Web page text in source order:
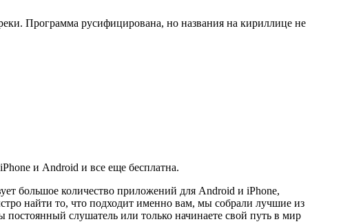
Программа русифицирована, но названия на кириллице не
и Android и все еще бесплатна.
большое количество приложений для Android и iPhone,
найти то, что подходит именно вам, мы собрали лучшие из
слушатель или только начинаете свой путь в мир